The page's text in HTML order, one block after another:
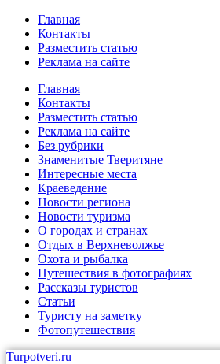
Главная
Контакты
Разместить статью
Реклама на сайте
Главная
Контакты
Разместить статью
Реклама на сайте
Без рубрики
Знаменитые Тверитяне
Интересные места
Краеведение
Новости региона
Новости туризма
О городах и странах
Отдых в Верхневолжье
Охота и рыбалка
Путешествия в фотографиях
Рассказы туристов
Статьи
Туристу на заметку
Фотопутешествия
Turpotveri.ru